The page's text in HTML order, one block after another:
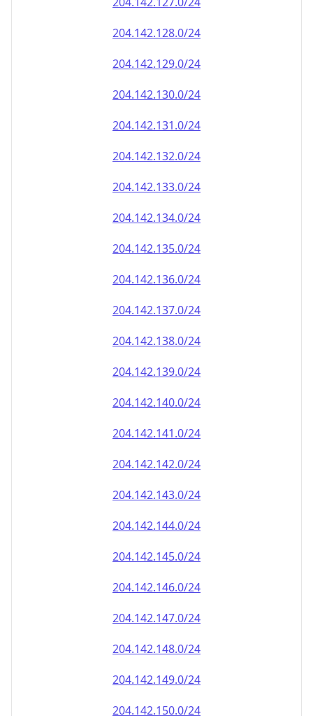
204.142.128.0/24
204.142.129.0/24
204.142.130.0/24
204.142.131.0/24
204.142.132.0/24
204.142.133.0/24
204.142.134.0/24
204.142.135.0/24
204.142.136.0/24
204.142.137.0/24
204.142.138.0/24
204.142.139.0/24
204.142.140.0/24
204.142.141.0/24
204.142.142.0/24
204.142.143.0/24
204.142.144.0/24
204.142.145.0/24
204.142.146.0/24
204.142.147.0/24
204.142.148.0/24
204.142.149.0/24
204.142.150.0/24